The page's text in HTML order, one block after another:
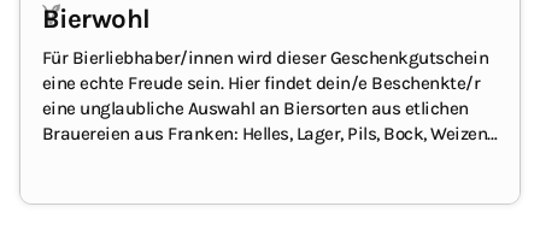
Bierwohl
Für Bierliebhaber/innen wird dieser Geschenkgutschein
eine echte Freude sein. Hier findet dein/e Beschenkte/r
eine unglaubliche Auswahl an Biersorten aus etlichen
Brauereien aus Franken: Helles, Lager, Pils, Bock, Weizen,